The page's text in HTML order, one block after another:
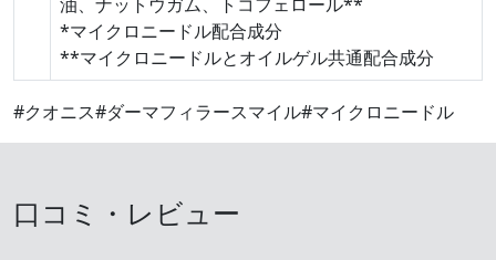
*マイクロニードル配合成分
**マイクロニードルとオイルゲル共通配合成分
#クオニス#ダーマフィラースマイル#マイクロニードル
口コミ・レビュー